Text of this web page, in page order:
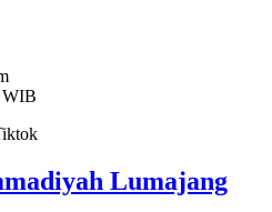
WIB
Lumajang